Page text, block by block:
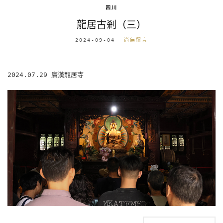
四川
龍居古剎（三）
2024-09-04 尚無留言
2024.07.29 廣漢龍居寺